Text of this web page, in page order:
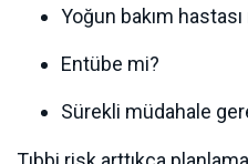
Yoğun bakım hastası
Entübe mi?
Sürekli müdahale